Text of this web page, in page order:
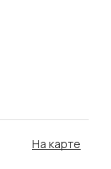
На карте